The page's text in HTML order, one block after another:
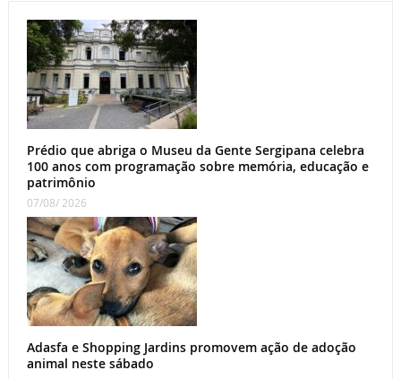
Prédio que abriga o Museu da Gente Sergipana celebra
100 anos com programação sobre memória, educação e
patrimônio
07/08/ 2026
Adasfa e Shopping Jardins promovem ação de adoção
animal neste sábado